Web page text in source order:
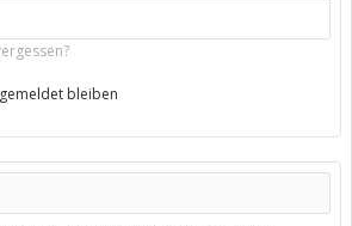
bleiben